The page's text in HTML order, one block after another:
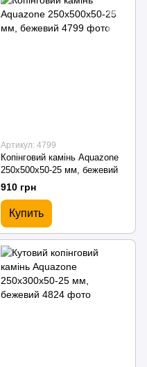
Артикул: 4799
Копінговий камінь Aquazone
250x500x50-25 мм, бежевий
910 грн
Купить